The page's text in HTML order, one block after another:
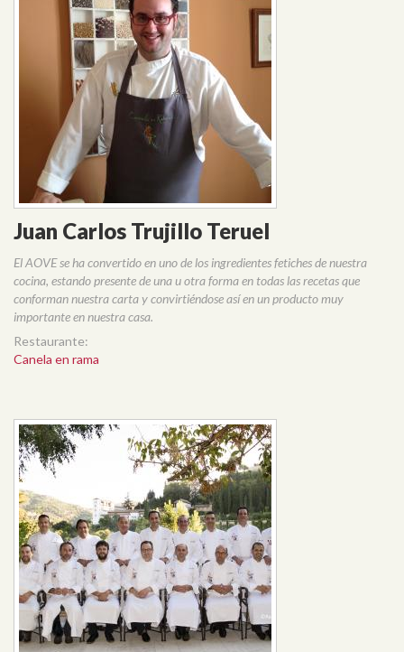
Juan Carlos Trujillo Teruel
El AOVE se ha convertido en uno de los ingredientes fetiches de nuestra
cocina, estando presente de una u otra forma en todas las recetas que
conforman nuestra carta y convirtiéndose así en un producto muy
importante en nuestra casa.
Restaurante:
Canela en rama